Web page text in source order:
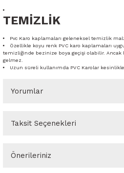
TEMİZLİK
Pvc Karo kaplamaları geleneksel temizlik
Özellikle koyu renk PVC karo kaplamaları
temizliğinde bezinize boya geçişi olabilir. Ancak
gelmez.
Uzun süreli kullanımda PVC Karolar
Yorumlar
Taksit Seçenekleri
Önerileriniz